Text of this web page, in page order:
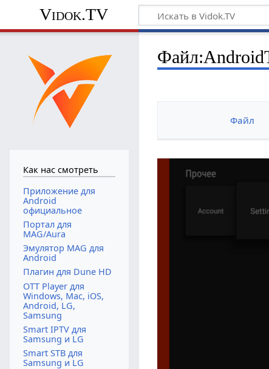
Vidok.TV
Файл
Как нас смотреть
Приложение для
Android
официальное
Портал для
MAG/Aura
Эмулятор MAG для
Android
Плагин для Dune HD
OTT Player для
Windows, Mac, iOS,
Android, LG,
Samsung
Smart IPTV для
Samsung и LG
Smart STB для
Samsung и LG